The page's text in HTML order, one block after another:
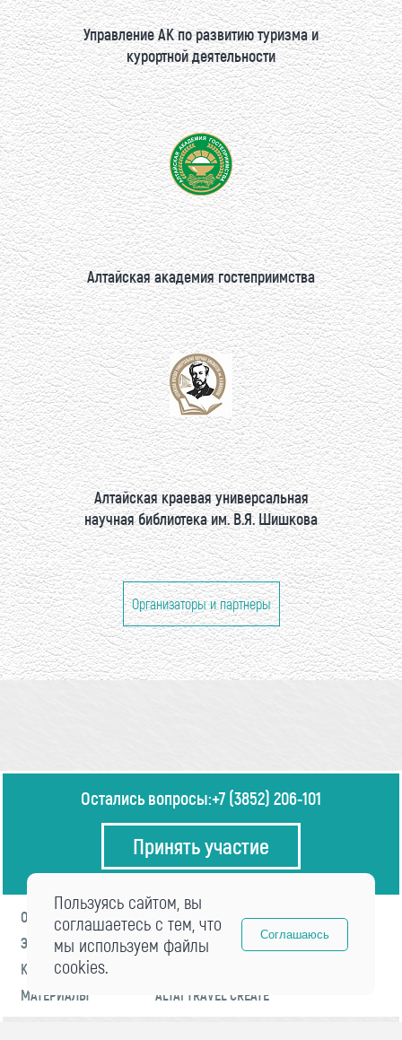
Управление АК по развитию туризма и
курортной деятельности
Алтайская академия гостеприимства
Алтайская краевая универсальная
научная библиотека им. В.Я. Шишкова
Организаторы и партнеры
Остались вопросы:+7 (3852) 206-101
Принять участие
О ФОРУМЕ
ПРОГРАММА
ЭКСПЕРТЫ
НОВОСТИ
КОНТАКТЫ
МАТЕРИАЛЫ
ALTAI TRAVEL CREATE
Пользуясь сайтом, вы
соглашаетесь с тем, что
мы используем файлы
cookies.
Соглашаюсь